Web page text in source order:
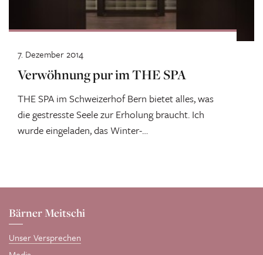
Verwöhnung pur im THE SPA
THE SPA im Schweizerhof Bern bietet alles, was
die gestresste Seele zur Erholung braucht. Ich
wurde eingeladen, das Winter-
7. Dezember 2014
Bärner Meitschi
Unser Versprechen